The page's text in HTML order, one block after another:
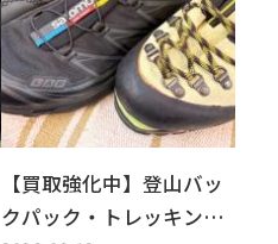
【買取強化中】登山バッ
クパック・トレッキング